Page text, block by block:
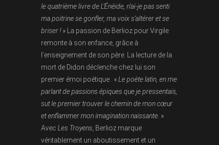
le quatrième livre de L’Énéide, n’ai-je pas senti
ma poitrine se gonfler, ma voix s’altérer et se
briser ! » La passion de Berlioz pour Virgile
remonte à son enfance, grâce à
l’enseignement de son père. La lecture de la
mort de Didon déclenche chez lui son
premier émoi poétique : «Le poète latin, en me
parlant de passions épiques que je pressentais,
sut le premier trouver le chemin de mon cœur
et enflammer mon imagination naissante. »
Avec Les Troyens , Berlioz marque
véritablement un aboutissement et un